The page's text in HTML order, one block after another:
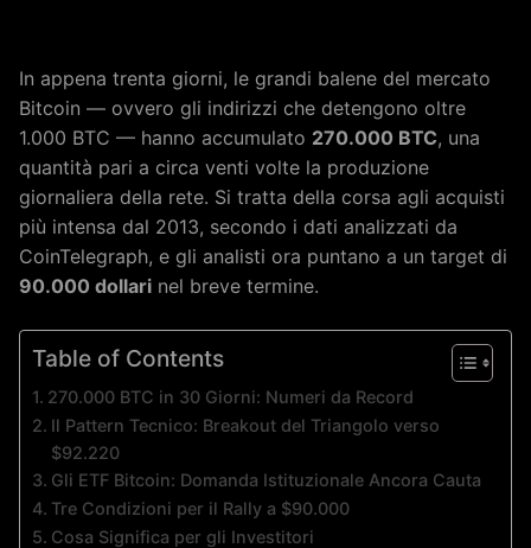
In appena trenta giorni, le grandi balene del mercato
Bitcoin — ovvero gli indirizzi che detengono oltre
1.000 BTC — hanno accumulato 270.000 BTC, una
quantità pari a circa venti volte la produzione
giornaliera della rete. Si tratta della corsa agli acquisti
più intensa dal 2013, secondo i dati analizzati da
CoinTelegraph, e gli analisti ora puntano a un target di
90.000 dollari nel breve termine.
Table of Contents
270.000 BTC in 30 Giorni: Numeri da Record
Il Pattern Tecnico: Breakout del Triangolo verso
$92.220
Gli ETF Bitcoin: Domanda Istituzionale Ancora Cauta
Tre Condizioni per il Rally a $90.000
Cosa Significa per gli Investitori